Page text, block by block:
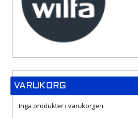
VARUKORG
Inga produkter i varukorgen.